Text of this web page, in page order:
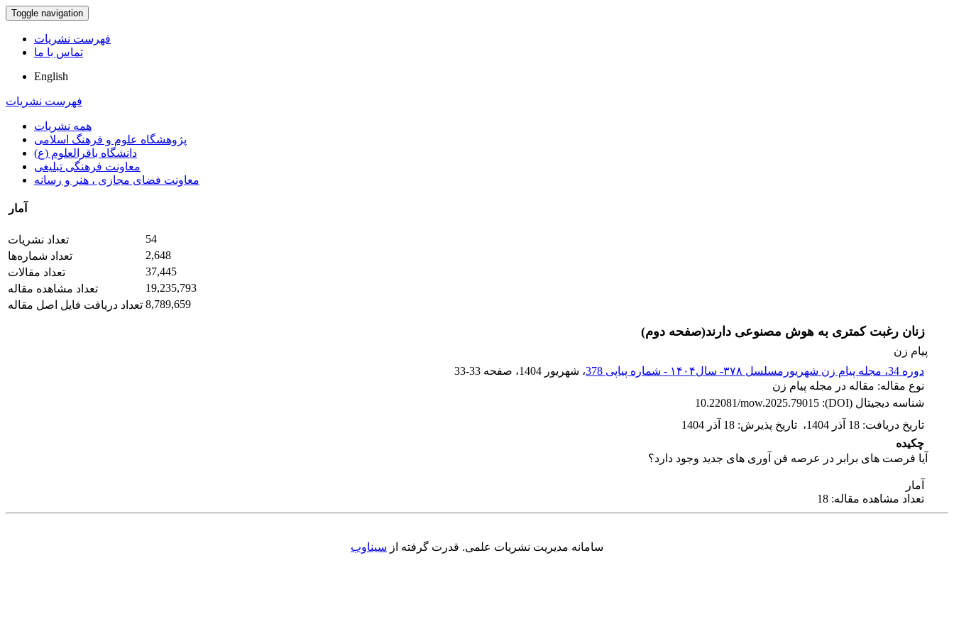
Toggle navigation
فهرست نشریات
تماس با ما
English
فهرست نشریات
همه نشریات
پژوهشگاه علوم و فرهنگ اسلامی
دانشگاه باقرالعلوم (ع)
معاونت فرهنگی تبلیغی
معاونت فضای مجازی ، هنر و رسانه
آمار
تعداد نشریات
54
تعداد شماره‌ها
2,648
تعداد مقالات
37,445
تعداد مشاهده مقاله
19,235,793
تعداد دریافت فایل اصل مقاله 8,789,659
زنان رغبت کمتری به هوش مصنوعی دارند(صفحه دوم)
پیام زن
دوره 34، مجله پیام زن شهریورمسلسل ۳۷۸- سال۱۴۰۴ - شماره پیاپی 378
، شهریور 1404 ، صفحه 33-33
نوع مقاله: مقاله در مجله پیام زن
شناسه دیجیتال (DOI):
10.22081/mow.2025.79015
تاریخ دریافت: 18 آذر 1404 ، تاریخ پذیرش: 18 آذر 1404
چکیده
آیا فرصت های برابر در عرصه فن آوری های جدید وجود دارد؟
آمار
تعداد مشاهده مقاله: 18
سامانه مدیریت نشریات علمی. قدرت گرفته از سیناوب